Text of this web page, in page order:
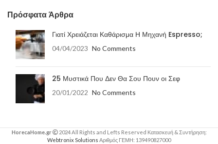
Πρόσφατα Άρθρα
Γιατί Χρειάζεται Καθάρισμα Η Μηχανή Espresso;
04/04/2023 No Comments
25 Μυστικά Που Δεν Θα Σου Πουν οι Σεφ
20/01/2022 No Comments
HorecaHome.gr
2024 All Rights and Lefts Reserved Κατασκευή & Συντήρηση:
Webtronix Solutions Αριθμός ΓΕΜΗ: 139490827000